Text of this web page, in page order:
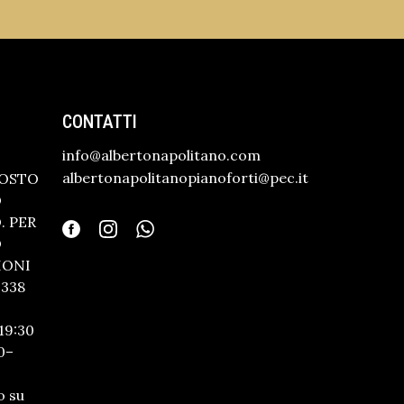
PER
su
CONTATTI
info@albertonapolitano.com
albertonapolitanopianoforti@pec.it